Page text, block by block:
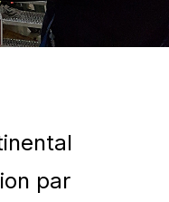
par